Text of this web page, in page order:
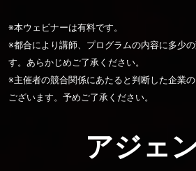
※本ウェビナーは有料です。
※都合により講師、プログラムの内容に多少
す。あらかじめご了承ください。
※主催者の競合関係にあたると判断した企業
ございます。予めご了承ください。
アジェ